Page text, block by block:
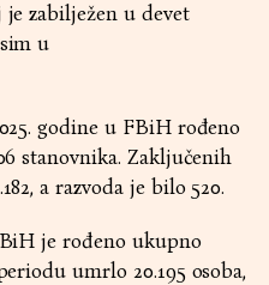
zabilježen u devet
u
godine u FBiH rođeno
stanovnika. Zaključenih
a razvoda je bilo 520.
je rođeno ukupno
umrlo 20.195 osoba,